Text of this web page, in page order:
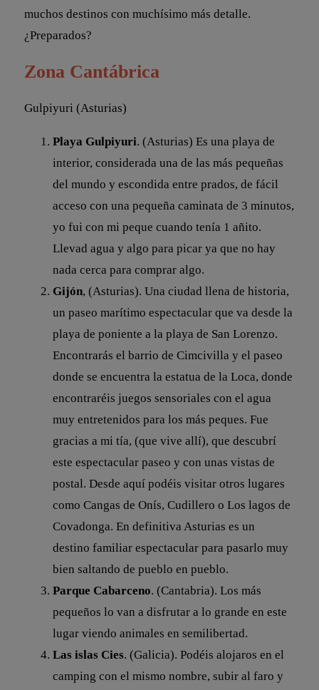
muchos destinos con muchísimo más detalle.
¿Preparados?
Zona Cantábrica
Gulpiyuri (Asturias)
Playa Gulpiyuri. (Asturias) Es una playa de
interior, considerada una de las más pequeñas
del mundo y escondida entre prados, de fácil
acceso con una pequeña caminata de 3 minutos,
yo fui con mi peque cuando tenía 1 añito.
Llevad agua y algo para picar ya que no hay
nada cerca para comprar algo.
Gijón, (Asturias). Una ciudad llena de historia,
un paseo marítimo espectacular que va desde la
playa de poniente a la playa de San Lorenzo.
Encontrarás el barrio de Cimcivilla y el paseo
donde se encuentra la estatua de la Loca, donde
encontraréis juegos sensoriales con el agua
muy entretenidos para los más peques. Fue
gracias a mi tía, (que vive allí), que descubrí
este espectacular paseo y con unas vistas de
postal. Desde aquí podéis visitar otros lugares
como Cangas de Onís, Cudillero o Los lagos de
Covadonga. En definitiva Asturias es un
destino familiar espectacular para pasarlo muy
bien saltando de pueblo en pueblo.
Parque Cabarceno. (Cantabria). Los más
pequeños lo van a disfrutar a lo grande en este
lugar viendo animales en semilibertad.
Las islas Cies. (Galicia). Podéis alojaros en el
camping con el mismo nombre, subir al faro y